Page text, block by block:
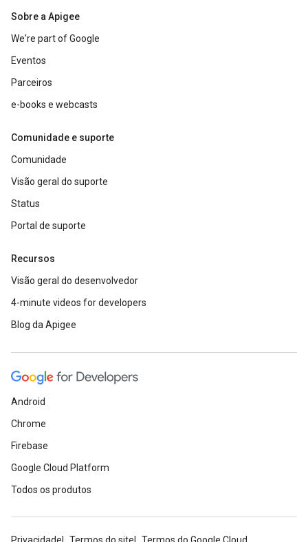
Sobre a Apigee
We're part of Google
Eventos
Parceiros
e-books e webcasts
Comunidade e suporte
Comunidade
Visão geral do suporte
Status
Portal de suporte
Recursos
Visão geral do desenvolvedor
4-minute videos for developers
Blog da Apigee
Android
Chrome
Firebase
Google Cloud Platform
Todos os produtos